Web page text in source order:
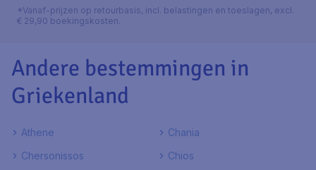
*Vanaf-prijzen op retourbasis, incl. belastingen en toeslagen, excl.
€ 29,90 boekingskosten.
Andere bestemmingen in
Griekenland
Athene
Chania
Chersonissos
Chios